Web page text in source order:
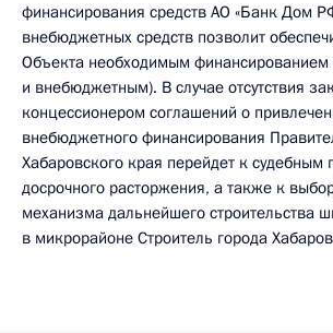
финансирования средств АО «Банк Дом
внебюджетных средств позволит
Объекта необходимым
и внебюджетным). В случае отсутствия
концессионером соглашений о
внебюджетного финансирования
Хабаровского края перейдет к судебным
досрочного расторжения, а также к
механизма дальнейшего строительства
в микрорайоне Строитель города